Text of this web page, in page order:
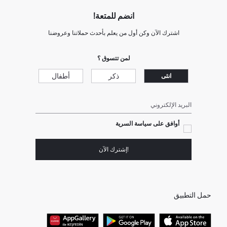
انضم للمتعة!
اشترك الآن وكن أول من يعلم بأحدث حملاتنا وعروضنا
لمن تتسوق ؟
انثى ذكر أطفال
البريد الإلكتروني
أوافق على سياسة السرية
!إشترك الآن
حمل التطبيق